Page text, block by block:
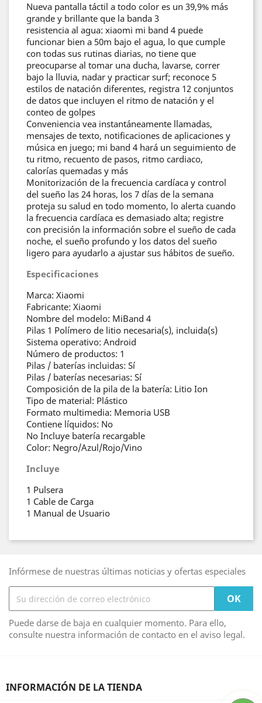
Nueva pantalla táctil a todo color es un 39,9% más
grande y brillante que la banda 3
resistencia al agua: xiaomi mi band 4 puede
funcionar bien a 50m bajo el agua, lo que cumple
con todas sus rutinas diarias, no tiene que
preocuparse al tomar una ducha, lavarse, correr
bajo la lluvia, nadar y practicar surf; reconoce 5
estilos de natación diferentes, registra 12 conjuntos
de datos que incluyen el ritmo de natación y el
conteo de golpes
Conveniencia vea instantáneamente llamadas,
mensajes de texto, notificaciones de aplicaciones y
música en juego; mi band 4 hará un seguimiento de
tu ritmo, recuento de pasos, ritmo cardiaco,
calorías quemadas y más
Monitorización de la frecuencia cardíaca y control
del sueño las 24 horas, los 7 días de la semana
proteja su salud en todo momento, lo alerta cuando
la frecuencia cardíaca es demasiado alta; registre
con precisión la información sobre el sueño de cada
noche, el sueño profundo y los datos del sueño
ligero para ayudarlo a ajustar sus hábitos de sueño.
Especificaciones
Marca: Xiaomi
Fabricante: Xiaomi
Nombre del modelo: MiBand 4
Pilas 1 Polímero de litio necesaria(s), incluida(s)
Sistema operativo: Android
Número de productos: 1
Pilas / baterías incluidas: Sí
Pilas / baterías necesarias: Sí
Composición de la pila de la batería: Litio Ion
Tipo de material: Plástico
Formato multimedia: Memoria USB
Contiene líquidos: No
No Incluye batería recargable
Color: Negro/Azul/Rojo/Vino
Incluye
1 Pulsera
1 Cable de Carga
1 Manual de Usuario
Infórmese de nuestras últimas noticias y ofertas especiales
Puede darse de baja en cualquier momento. Para ello,
consulte nuestra información de contacto en el aviso legal.
INFORMACIÓN DE LA TIENDA